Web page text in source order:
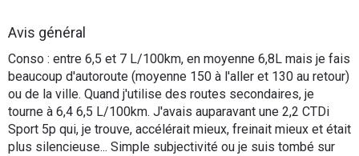
Flottes
Services
Forum
Avis général
Conso : entre 6,5 et 7 L/100km, en moyenne 6,8L mais je fais
beaucoup d'autoroute (moyenne 150 à l'aller et 130 au retour)
ou de la ville. Quand j'utilise des routes secondaires, je
tourne à 6,4 6,5 L/100km. J'avais auparavant une 2,2 CTDi
Sport 5p qui, je trouve, accélérait mieux, freinait mieux et était
plus silencieuse... Simple subjectivité ou je suis tombé sur